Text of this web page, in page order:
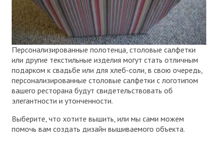
Персонализированные полотенца, столовые салфетки
или другие текстильные изделия могут стать отличным
подарком к свадьбе или для хлеб-соли, в свою очередь,
персонализированные столовые салфетки с логотипом
вашего ресторана будут свидетельствовать об
элегантности и утонченности.
Выберите, что хотите вышить, или мы сами можем
помочь вам создать дизайн вышиваемого объекта.